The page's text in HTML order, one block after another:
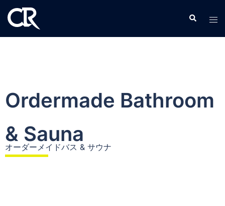
Ordermade Bathroom
& Sauna
オーダーメイドバス & サウナ